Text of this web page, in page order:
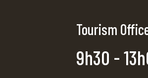
Tourism
9h30 -